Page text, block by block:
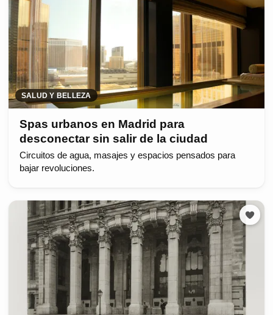
SALUD Y BELLEZA
Spas urbanos en Madrid para
desconectar sin salir de la ciudad
Circuitos de agua, masajes y espacios pensados para
bajar revoluciones.